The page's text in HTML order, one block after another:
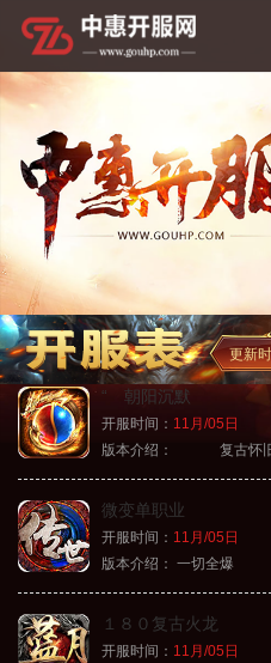
更新
“ 朝阳沉默
开服时间： 11月/05日
版本介绍：
复古怀旧
微变单职业
开服时间： 11月/05日
版本介绍： 一切全爆
１８０复古火龙
开服时间： 11月/05日